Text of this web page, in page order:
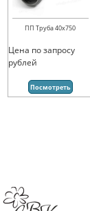
ПП Труба 40х750
Цена по запросу
рублей
Посмотреть